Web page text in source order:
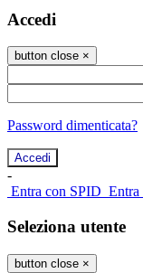
Accedi
button close ×
Password dimenticata?
-
Entra con SPID Entra
Seleziona utente
button close ×